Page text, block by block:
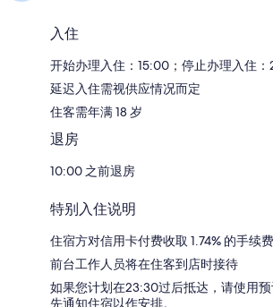
入住
开始办理入住：15:00；停止办理入住
延迟入住需视供应情况而定
住客需年满 18 岁
退房
10:00 之前退房
特别入住说明
住宿方对信用卡付费收取 1.74% 的手续费
前台工作人员将在住客到店时接待
如果您计划在23:30过后抵达，请使用
先通知住宿以作安排。